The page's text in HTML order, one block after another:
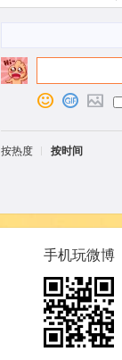
o  p
按热度 按时间
手机玩微博